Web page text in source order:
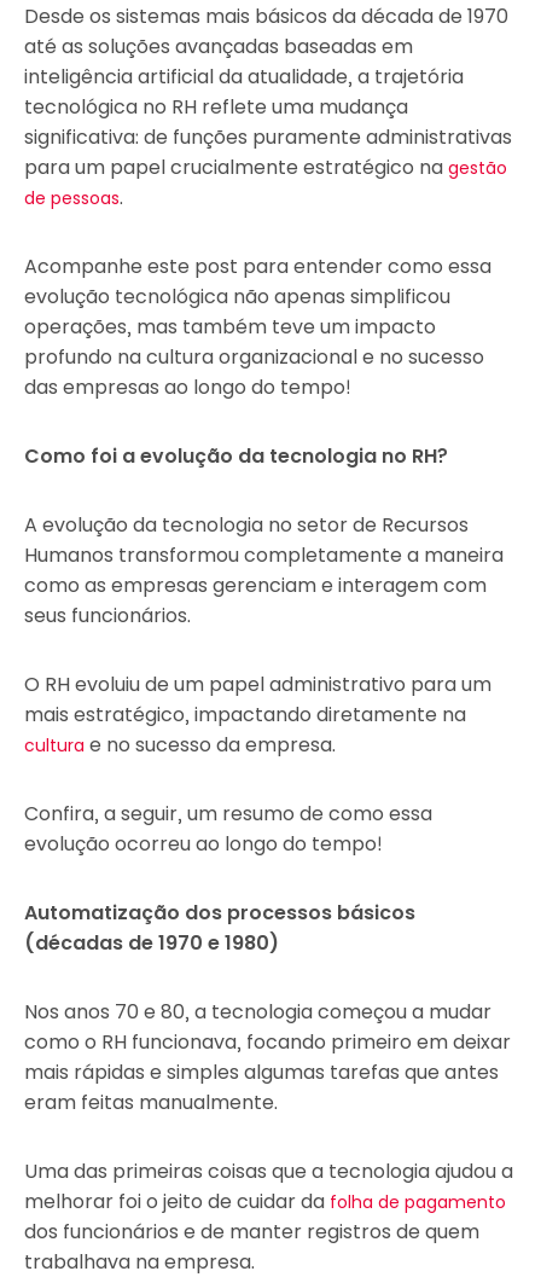
Desde os sistemas mais básicos da década de 1970
até as soluções avançadas baseadas em
inteligência artificial da atualidade, a trajetória
tecnológica no RH reflete uma mudança
significativa: de funções puramente administrativas
para um papel crucialmente estratégico na gestão
de pessoas.
Acompanhe este post para entender como essa
evolução tecnológica não apenas simplificou
operações, mas também teve um impacto
profundo na cultura organizacional e no sucesso
das empresas ao longo do tempo!
Como foi a evolução da tecnologia no RH?
A evolução da tecnologia no setor de Recursos
Humanos transformou completamente a maneira
como as empresas gerenciam e interagem com
seus funcionários.
O RH evoluiu de um papel administrativo para um
mais estratégico, impactando diretamente na
cultura e no sucesso da empresa.
Confira, a seguir, um resumo de como essa
evolução ocorreu ao longo do tempo!
Automatização dos processos básicos
(décadas de 1970 e 1980)
Nos anos 70 e 80, a tecnologia começou a mudar
como o RH funcionava, focando primeiro em deixar
mais rápidas e simples algumas tarefas que antes
eram feitas manualmente.
Uma das primeiras coisas que a tecnologia ajudou a
melhorar foi o jeito de cuidar da folha de pagamento
dos funcionários e de manter registros de quem
trabalhava na empresa.